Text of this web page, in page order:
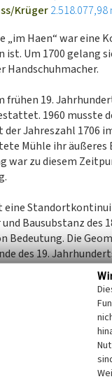
Krüger2.518.077,98
„im Haen“ war eine
Um 1700 gelang
Handschuhmacher.
frühen 19.
1960 musste
der Jahreszahl 1706
Mühle ihr
war zu diesem
eine
Bausubstanz des
Bedeutung. Die
des 19.
Kartierung zur
Wind-
im